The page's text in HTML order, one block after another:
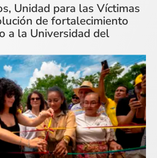
Unidad para las Víctimas
de fortalecimiento
a la Universidad del